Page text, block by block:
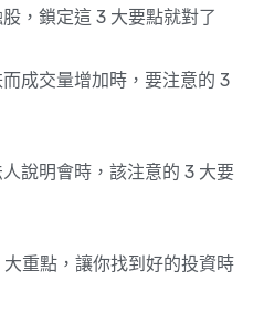
，鎖定這 3 大要點就對了
成交量增加時，要注意的 3
說明會時，該注意的 3 大要
重點，讓你找到好的投資時